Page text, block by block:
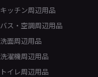
キッチン周辺用品
バス・空調周辺用品
洗面周辺用品
洗濯機周辺用品
トイレ周辺用品